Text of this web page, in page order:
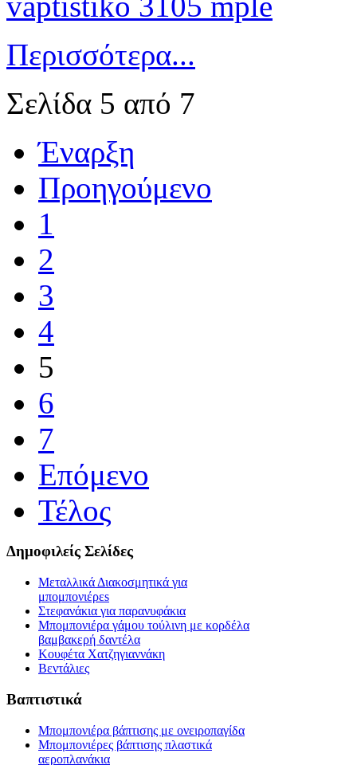
Περισσότερα...
Σελίδα 5 από 7
Έναρξη
Προηγούμενο
1
2
3
4
5
6
7
Επόμενο
Τέλος
Δημοφιλείς Σελίδες
Μεταλλικά Διακοσμητικά για
μπομπονιέρεs
Στεφανάκια για παρανυφάκια
Μπομπονιέρα γάμου τούλινη με κορδέλα
βαμβακερή δαντέλα
Κουφέτα Χατζηγιαννάκη
Βεντάλιες
Βαπτιστικά
Μπομπονιέρα βάπτισης με ονειροπαγίδα
Μπομπονιέρες βάπτισης πλαστικά
αεροπλανάκια